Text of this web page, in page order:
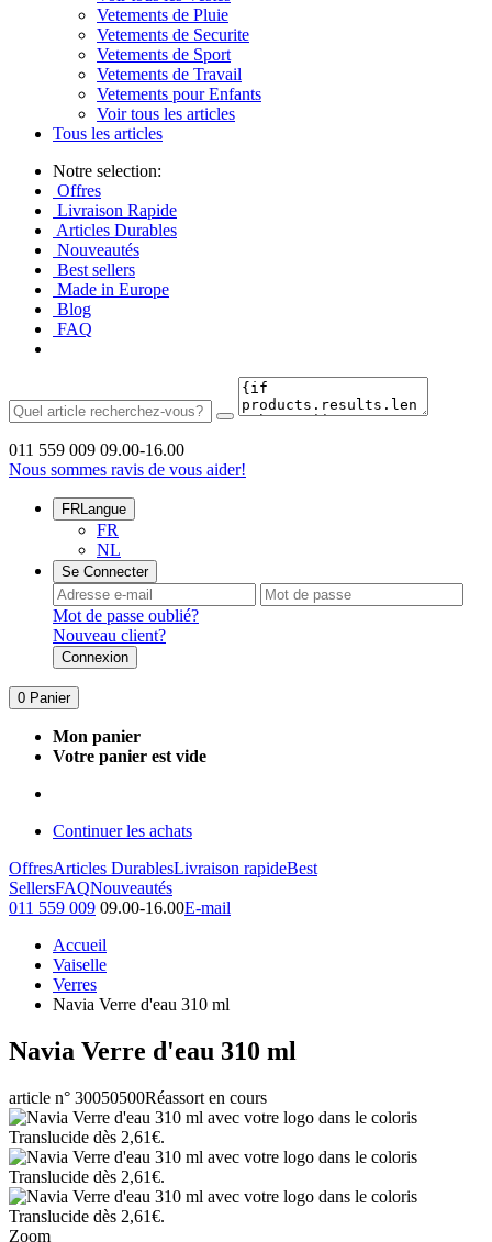
Vetements de Pluie
Vetements de Securite
Vetements de Sport
Vetements de Travail
Vetements pour Enfants
Voir tous les articles
Tous les articles
Notre selection:
Offres
Livraison Rapide
Articles Durables
Nouveautés
Best sellers
Made in Europe
Blog
FAQ
011 559 009 09.00-16.00
Nous sommes ravis de vous aider!
FRLangue
FR
NL
Se Connecter
Mot de passe oublié?
Nouveau client?
Connexion
0 Panier
Mon panier
Votre panier est vide
Continuer les achats
OffresArticles DurablesLivraison rapideBest
SellersFAQNouveautés
011 559 009 09.00-16.00E-mail
Accueil
Vaiselle
Verres
Navia Verre d'eau 310 ml
Navia Verre d'eau 310 ml
article n° 30050500Réassort en cours
Zoom